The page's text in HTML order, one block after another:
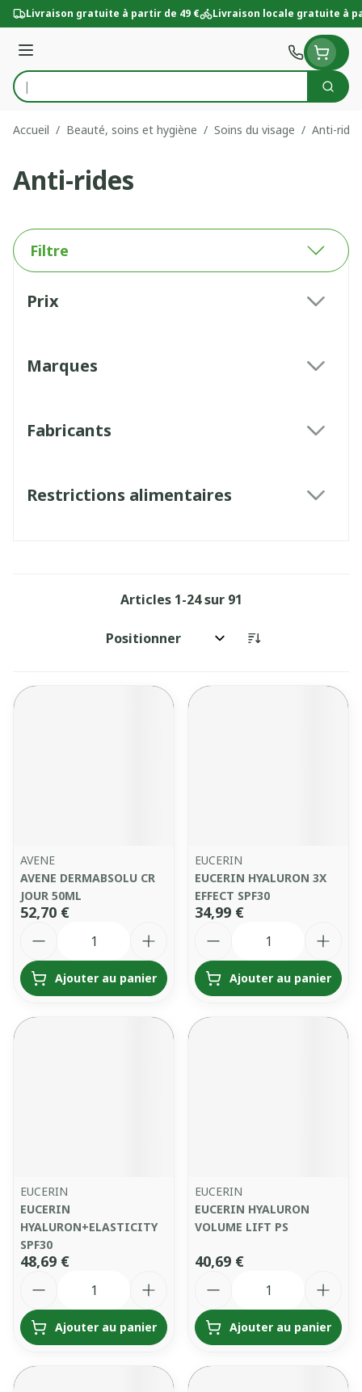
Aller au contenu
Livraison gratuite à partir de 49 € Livraison locale gratuite à
Menu
Rechercher
Accueil / Beauté, soins et hygiène / Soins du visage / Anti-rides
Anti-rides
Filtre
Prix
Marques
Fabricants
Restrictions alimentaires
Articles 1-24sur 91
Trier par:
AVENE
AVENE DERMABSOLU CR
JOUR 50ML
52,70 €
Ajouter au panier
EUCERIN
EUCERIN HYALURON 3X
EFFECT SPF30
34,99 €
Ajouter au panier
EUCERIN
EUCERIN
HYALURON+ELASTICITY
SPF30
48,69 €
Ajouter au panier
EUCERIN
EUCERIN HYALURON
VOLUME LIFT PS
40,69 €
Ajouter au panier